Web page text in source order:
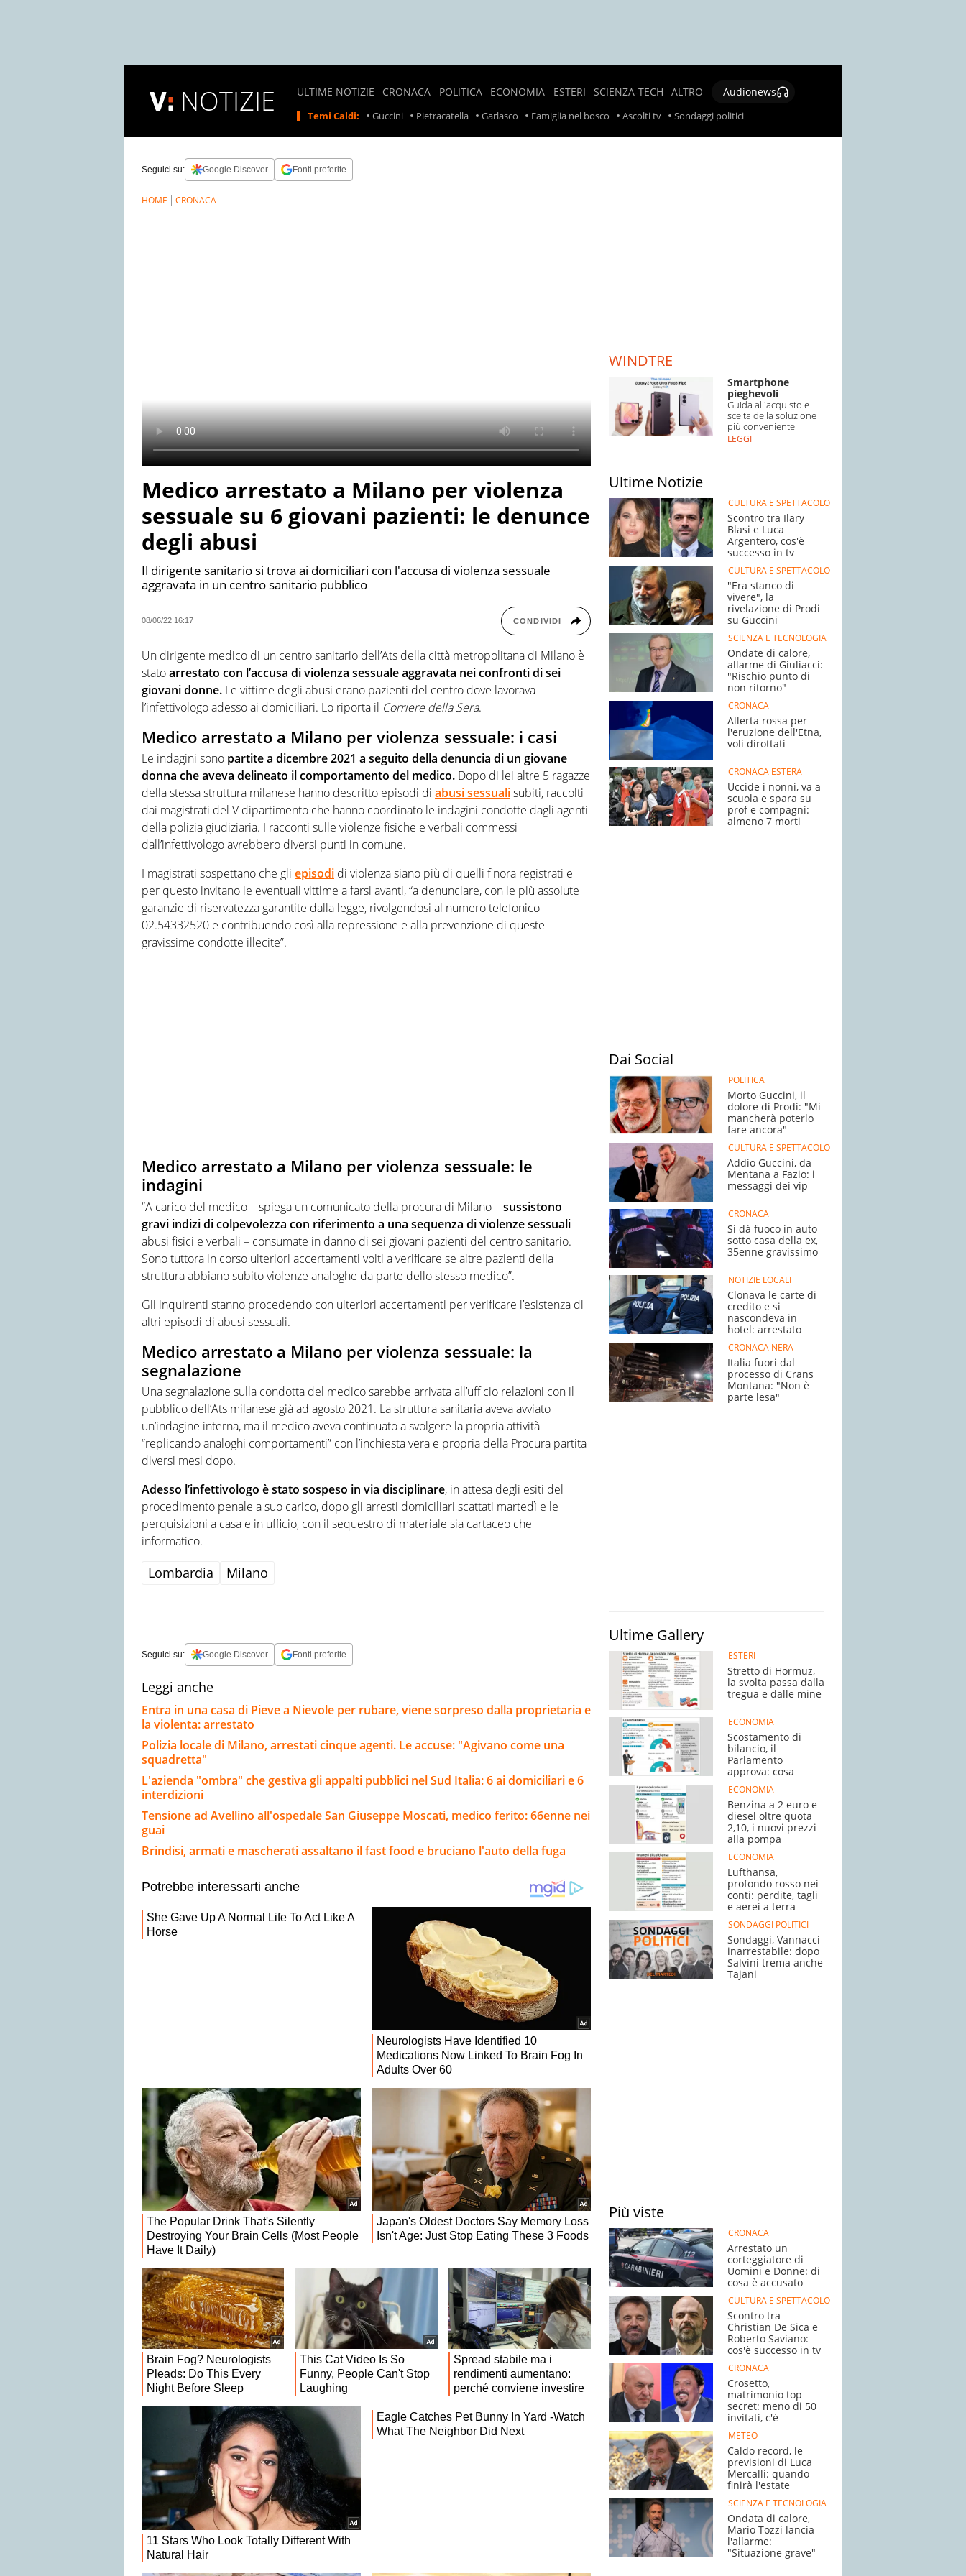
NOTIZIE ULTIME NOTIZIE
CRONACA
LOCALI
POLITICA
POLITICI
ECONOMIA
ESTERI
ESTERA
SCIENZA-TECH
ALTRO
Audionews
Temi Caldi: Guccini Pietracatella Garlasco Famiglia nel bosco Ascolti tv Sondaggi politici
Seguici su: Google Discover Fonti preferite
HOME CRONACA
Medico arrestato a Milano per violenza
sessuale su 6 giovani pazienti: le denunce
degli abusi
Il dirigente sanitario si trova ai domiciliari con l'accusa di violenza sessuale
aggravata in un centro sanitario pubblico
08/06/22 16:17 CONDIVIDI
Un dirigente medico di un centro sanitario dell’Ats della città metropolitana di Milano è
statoarrestato con l’accusa di violenza sessuale aggravata nei confronti di sei
giovani donne. Le vittime degli abusi erano pazienti del centro dove lavorava
l’infettivologo adesso ai domiciliari. Lo riporta il Corriere della Sera.
Medico arrestato a Milano per violenza sessuale: i casi
Le indagini sono partite a dicembre 2021 a seguito della denuncia di un giovane
donna che aveva delineato il comportamento del medico. Dopo di lei altre 5 ragazze
della stessa struttura milanese hanno descritto episodi di abusi sessualisubiti, raccolti
dai magistrati del V dipartimento che hanno coordinato le indagini condotte dagli agenti
della polizia giudiziaria. I racconti sulle violenze fisiche e verbali commessi
dall’infettivologo avrebbero diversi punti in comune.
I magistrati sospettano che gli episodi di violenza siano più di quelli finora registrati e
per questo invitano le eventuali vittime a farsi avanti, “a denunciare, con le più assolute
garanzie di riservatezza garantite dalla legge, rivolgendosi al numero telefonico
02.54332520 e contribuendo così alla repressione e alla prevenzione di queste
gravissime condotte illecite”.
Medico arrestato a Milano per violenza sessuale: le
indagini
“A carico del medico – spiega un comunicato della procura di Milano –sussistono
gravi indizi di colpevolezza con riferimento a una sequenza di violenze sessuali–
abusi fisici e verbali – consumate in danno di sei giovani pazienti del centro sanitario.
Sono tuttora in corso ulteriori accertamenti volti a verificare se altre pazienti della
struttura abbiano subito violenze analoghe da parte dello stesso medico”.
Gli inquirenti stanno procedendo con ulteriori accertamenti per verificare l’esistenza di
altri episodi di abusi sessuali.
Medico arrestato a Milano per violenza sessuale: la
segnalazione
Una segnalazione sulla condotta del medico sarebbe arrivata all’ufficio relazioni con il
pubblico dell’Ats milanese già ad agosto 2021. La struttura sanitaria aveva avviato
un’indagine interna, ma il medico aveva continuato a svolgere la propria attività
“replicando analoghi comportamenti” con l’inchiesta vera e propria della Procura partita
diversi mesi dopo.
Adesso l’infettivologo è stato sospeso in via disciplinare, in attesa degli esiti del
procedimento penale a suo carico, dopo gli arresti domiciliari scattati martedì e le
perquisizioni a casa e in ufficio, con il sequestro di materiale sia cartaceo che
informatico.
Lombardia Milano
Seguici su: Google Discover Fonti preferite
Leggi anche
Entra in una casa di Pieve a Nievole per rubare, viene sorpreso dalla proprietaria e
la violenta: arrestato
Polizia locale di Milano, arrestati cinque agenti. Le accuse: "Agivano come una
squadretta"
L'azienda "ombra" che gestiva gli appalti pubblici nel Sud Italia: 6 ai domiciliari e 6
interdizioni
Tensione ad Avellino all'ospedale San Giuseppe Moscati, medico ferito: 66enne nei
guai
Brindisi, armati e mascherati assaltano il fast food e bruciano l'auto della fuga
WINDTRE
Smartphone
pieghevoli
Guida all'acquisto e
scelta della soluzione
più conveniente
LEGGI
Ultime Notizie
CULTURA E SPETTACOLO
Scontro tra Ilary
Blasi e Luca
Argentero, cos'è
successo in tv
CULTURA E SPETTACOLO
"Era stanco di
vivere", la
rivelazione di Prodi
su Guccini
SCIENZA E TECNOLOGIA
Ondate di calore,
allarme di Giuliacci:
"Rischio punto di
non ritorno"
CRONACA
Allerta rossa per
l'eruzione dell'Etna,
voli dirottati
CRONACA ESTERA
Uccide i nonni, va a
scuola e spara su
prof e compagni:
almeno 7 morti
Dai Social
POLITICA
Morto Guccini, il
dolore di Prodi: "Mi
mancherà poterlo
fare ancora"
CULTURA E SPETTACOLO
Addio Guccini, da
Mentana a Fazio: i
messaggi dei vip
CRONACA
Si dà fuoco in auto
sotto casa della ex,
35enne gravissimo
NOTIZIE LOCALI
Clonava le carte di
credito e si
nascondeva in
hotel: arrestato
CRONACA NERA
Italia fuori dal
processo di Crans
Montana: "Non è
parte lesa"
Ultime Gallery
ESTERI
Stretto di Hormuz,
la svolta passa dalla
tregua e dalle mine
ECONOMIA
Scostamento di
bilancio, il
Parlamento
approva: cosa
succede adesso
ECONOMIA
Benzina a 2 euro e
diesel oltre quota
2,10, i nuovi prezzi
alla pompa
ECONOMIA
Lufthansa,
profondo rosso nei
conti: perdite, tagli
e aerei a terra
SONDAGGI POLITICI
Sondaggi, Vannacci
inarrestabile: dopo
Salvini trema anche
Tajani
Più viste
CRONACA
Arrestato un
corteggiatore di
Uomini e Donne: di
cosa è accusato
CULTURA E SPETTACOLO
Scontro tra
Christian De Sica e
Roberto Saviano:
cos'è successo in tv
CRONACA
Crosetto,
matrimonio top
secret: meno di 50
invitati, c'è
Brignano
METEO
Caldo record, le
previsioni di Luca
Mercalli: quando
finirà l'estate
SCIENZA E TECNOLOGIA
Ondata di calore,
Mario Tozzi lancia
l'allarme:
"Situazione grave"